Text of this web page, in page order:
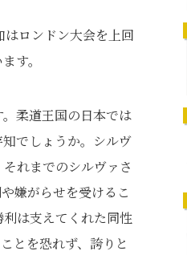
ロンドン大会を上回
す。
柔道王国の日本では
でしょうか。シルヴ
れまでのシルヴァさ
嫌がらせを受けるこ
は支えてくれた同性
とを恐れず、誇りと